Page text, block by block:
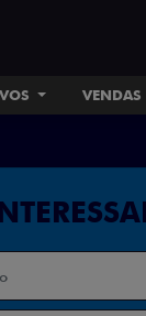
VENDAS